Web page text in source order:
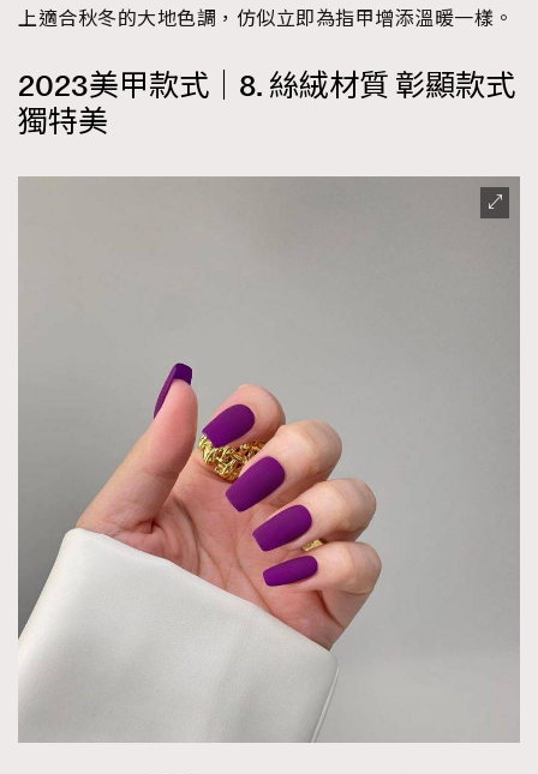
上適合秋冬的大地色調，仿似立即為指甲增添溫暖一樣。
2023美甲款式｜8. 絲絨材質 彰顯款式
獨特美